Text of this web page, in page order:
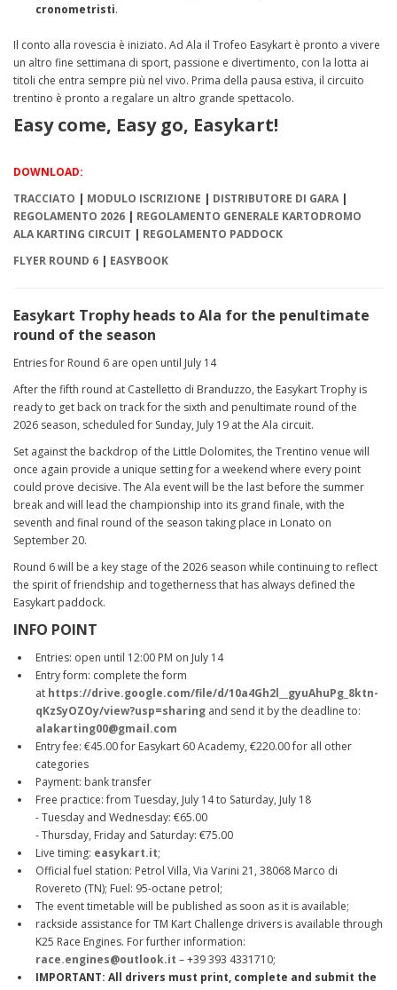
cronometristi.
Il conto alla rovescia è iniziato. Ad Ala il Trofeo Easykart è pronto a vivere
un altro fine settimana di sport, passione e divertimento, con la lotta ai
titoli che entra sempre più nel vivo. Prima della pausa estiva, il circuito
trentino è pronto a regalare un altro grande spettacolo.
Easy come, Easy go, Easykart!
DOWNLOAD:
TRACCIATO | MODULO ISCRIZIONE | DISTRIBUTORE DI GARA |
REGOLAMENTO 2026 | REGOLAMENTO GENERALE KARTODROMO
ALA KARTING CIRCUIT | REGOLAMENTO PADDOCK
FLYER ROUND 6 | EASYBOOK
Easykart Trophy heads to Ala for the penultimate
round of the season
Entries for Round 6 are open until July 14
After the fifth round at Castelletto di Branduzzo, the Easykart Trophy is
ready to get back on track for the sixth and penultimate round of the
2026 season, scheduled for Sunday, July 19 at the Ala circuit.
Set against the backdrop of the Little Dolomites, the Trentino venue will
once again provide a unique setting for a weekend where every point
could prove decisive. The Ala event will be the last before the summer
break and will lead the championship into its grand finale, with the
seventh and final round of the season taking place in Lonato on
September 20.
Round 6 will be a key stage of the 2026 season while continuing to reflect
the spirit of friendship and togetherness that has always defined the
Easykart paddock.
INFO POINT
Entries: open until 12:00 PM on July 14
Entry form: complete the form
at https://drive.google.com/file/d/10a4Gh2l__gyuAhuPg_8ktn-
qKzSyOZOy/view?usp=sharing and send it by the deadline to:
alakarting00@gmail.com
Entry fee: €45.00 for Easykart 60 Academy, €220.00 for all other
categories
Payment: bank transfer
Free practice: from Tuesday, July 14 to Saturday, July 18
- Tuesday and Wednesday: €65.00
- Thursday, Friday and Saturday: €75.00
Live timing: easykart.it;
Official fuel station: Petrol Villa, Via Varini 21, 38068 Marco di
Rovereto (TN); Fuel: 95-octane petrol;
The event timetable will be published as soon as it is available;
rackside assistance for TM Kart Challenge drivers is available through
K25 Race Engines. For further information:
race.engines@outlook.it – +39 393 4331710;
IMPORTANT: All drivers must print, complete and submit the